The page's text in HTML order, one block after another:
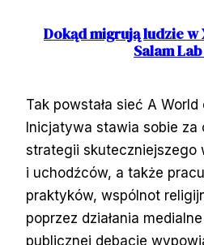
Dokąd migrują ludzie w
Salam
Tak powstała sieć A
Inicjatywa stawia sobie za
strategii skuteczniejszego
i uchodźców, a także
praktyków, wspólnot
poprzez działania
publicznej debacie